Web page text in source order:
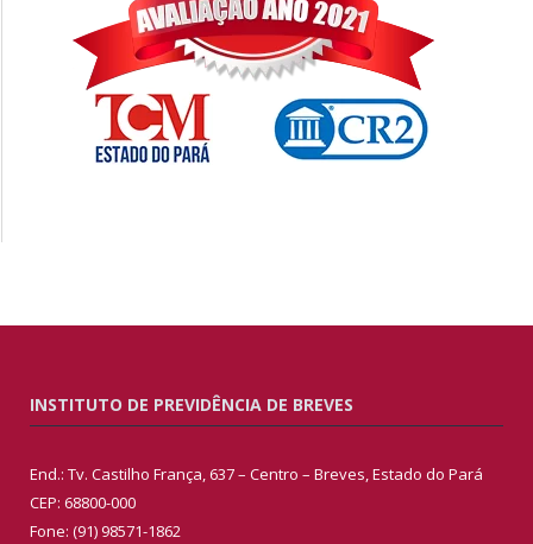
INSTITUTO DE PREVIDÊNCIA DE BREVES
End.: Tv. Castilho França, 637 – Centro – Breves, Estado do Pará
CEP: 68800-000
Fone: (91) 98571-1862